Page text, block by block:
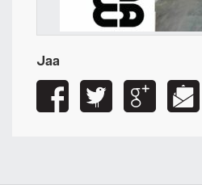
Jaa